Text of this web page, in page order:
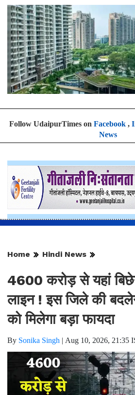
Follow UdaipurTimes on Facebook,
News
Home Hindi News
4600 करोड़ से यहां
लाइन ! इस जिले की
को मिलेगा बड़ा फायदा
By Sonika Singh | Aug 10, 2026, 21:35